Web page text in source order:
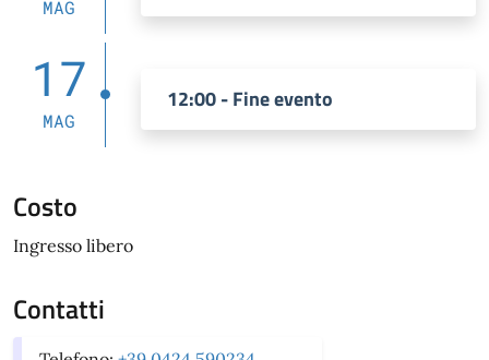
MAG
17
MAG
12:00 - Fine evento
Costo
Ingresso libero
Contatti